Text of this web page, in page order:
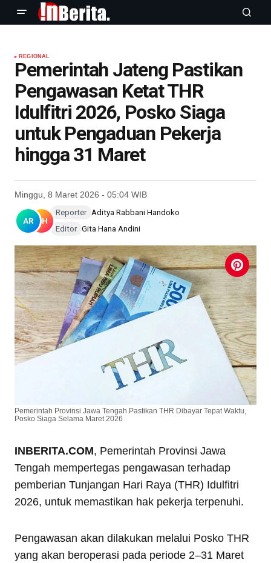
REGIONAL
Pemerintah Jateng Pastikan
Pengawasan Ketat THR
Idulfitri 2026, Posko Siaga
untuk Pengaduan Pekerja
hingga 31 Maret
Minggu, 8 Maret 2026 - 05:04 WIB
AR GH
Reporter Aditya Rabbani Handoko
Editor Gita Hana Andini
Pemerintah Provinsi Jawa Tengah Pastikan THR Dibayar Tepat Waktu,
Posko Siaga Selama Maret 2026
INBERITA.COM, Pemerintah Provinsi Jawa
Tengah mempertegas pengawasan terhadap
pemberian Tunjangan Hari Raya (THR) Idulfitri
2026, untuk memastikan hak pekerja terpenuhi.
Pengawasan akan dilakukan melalui Posko THR
yang akan beroperasi pada periode 2–31 Maret